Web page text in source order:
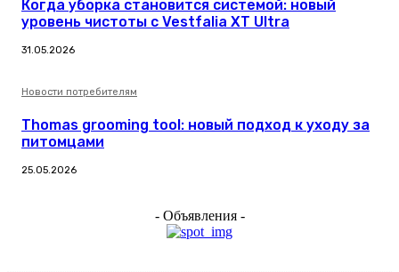
Когда уборка становится системой: новый
уровень чистоты с Vestfalia XT Ultra
31.05.2026
Новости потребителям
Thomas grooming tool: новый подход к уходу за
питомцами
25.05.2026
- Объявления -